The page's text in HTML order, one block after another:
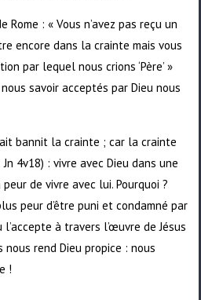
: « Vous n’avez pas reçu un
encore dans la crainte mais vous
par lequel nous crions ‘Père’ »
savoir acceptés par Dieu nous
bannit la crainte ; car la crainte
4v18) : vivre avec Dieu dans une
de vivre avec lui. Pourquoi ?
peur d’être puni et condamné par
à travers l’œuvre de Jésus
nous rend Dieu propice : nous
!